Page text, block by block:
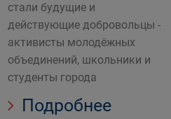
стали будущие и
действующие добровольцы -
активисты молодёжных
объединений, школьники и
студенты города
Подробнее